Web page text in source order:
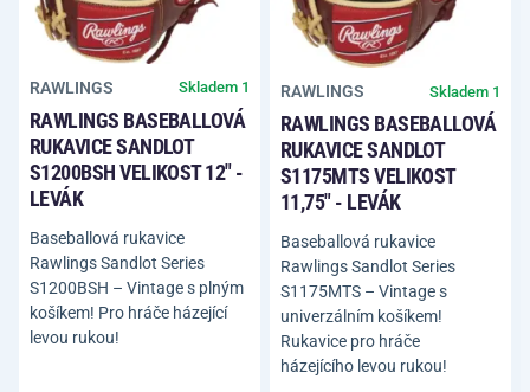
RAWLINGS Skladem 1
RAWLINGS BASEBALLOVÁ
RUKAVICE SANDLOT
S1200BSH VELIKOST 12" -
LEVÁK
Baseballová rukavice
Rawlings Sandlot Series
S1200BSH – Vintage s plným
košíkem! Pro hráče házející
levou rukou!
RAWLINGS Skladem 1
RAWLINGS BASEBALLOVÁ
RUKAVICE SANDLOT
S1175MTS VELIKOST
11,75" - LEVÁK
Baseballová rukavice
Rawlings Sandlot Series
S1175MTS – Vintage s
univerzálním košíkem!
Rukavice pro hráče
házejícího levou rukou!